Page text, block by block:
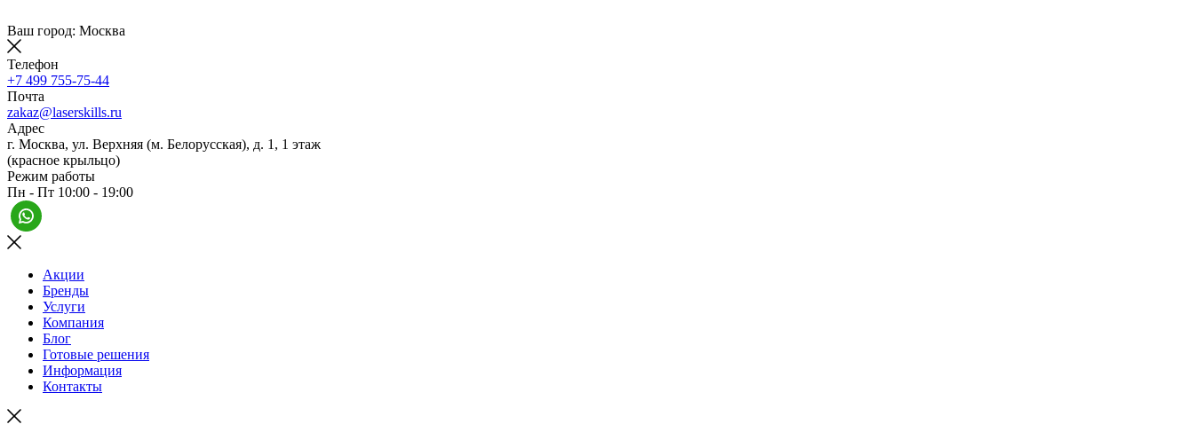
Ваш город: Москва
Телефон
+7 499 755-75-44
Почта
zakaz@laserskills.ru
Адрес
г. Москва, ул. Верхняя (м. Белорусская), д. 1, 1 этаж
(красное крыльцо)
Режим работы
Пн - Пт 10:00 - 19:00
Акции
Бренды
Услуги
Компания
Блог
Готовые решения
Информация
Контакты